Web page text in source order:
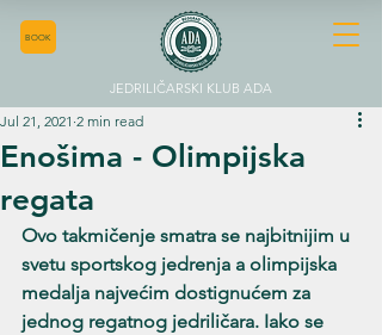
BOOK
JEDRILIČARSKI KLUB ADA
Enošima - Olimpijska
regata
Jul 21, 2021 2 min read
Ovo takmičenje smatra se najbitnijim u
svetu sportskog jedrenja a olimpijska
medalja najvećim dostignućem za
jednog regatnog jedriličara. Iako se